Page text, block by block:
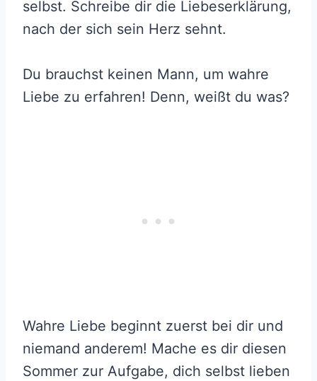
selbst. Schreibe dir die Liebeserklärung,
nach der sich sein Herz sehnt.
Du brauchst keinen Mann, um wahre
Liebe zu erfahren! Denn, weißt du was?
Wahre Liebe beginnt zuerst bei dir und
niemand anderem! Mache es dir diesen
Sommer zur Aufgabe, dich selbst lieben